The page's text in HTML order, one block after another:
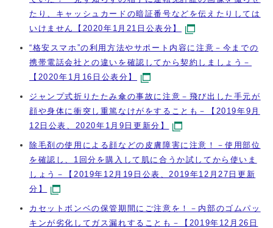
たり、キャッシュカードの暗証番号などを伝えたりしては
いけません【2020年1月21日公表分】
“格安スマホ”の利用方法やサポート内容に注意－今までの
携帯電話会社との違いを確認してから契約しましょう－
【2020年1月16日公表分】
ジャンプ式折りたたみ傘の事故に注意－飛び出した手元が
顔や身体に衝突し重篤なけがをすることも－【2019年9月
12日公表、2020年1月9日更新分】
除毛剤の使用による顔などの皮膚障害に注意！－使用部位
を確認し、1回分を購入して肌に合うか試してから使いま
しょう－【2019年12月19日公表、2019年12月27日更新
分】
カセットボンベの保管期間にご注意を！－内部のゴムパッ
キンが劣化してガス漏れすることも－【2019年12月26日